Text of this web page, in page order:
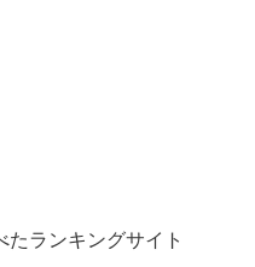
ランキングサイト